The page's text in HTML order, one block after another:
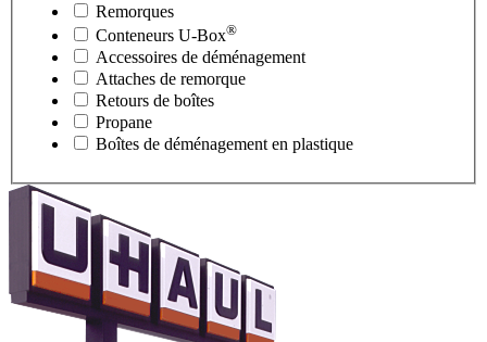
Remorques
Conteneurs U-Box®
Accessoires de déménagement
Attaches de remorque
Retours de boîtes
Propane
Boîtes de déménagement en plastique